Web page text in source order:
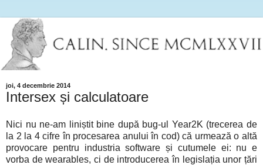
joi, 4 decembrie 2014
Intersex și calculatoare
Nici nu ne-am liniștit bine după bug-ul Year2K (trecerea de
la 2 la 4 cifre în procesarea anului în cod) că urmează o altă
provocare pentru industria software și cutumele ei: nu e
vorba de wearables, ci de introducerea în legislația unor țări